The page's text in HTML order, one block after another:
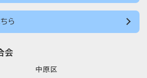
ら
会
中原区